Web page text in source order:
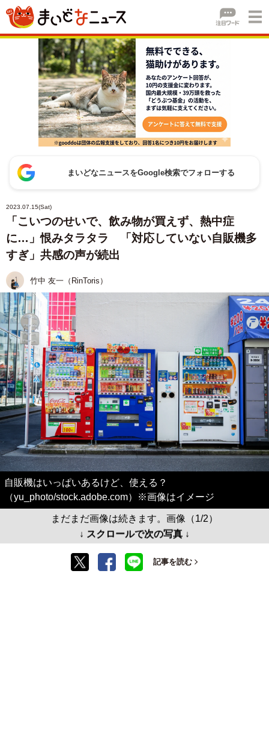
まいどなニュースをGoogle検索でフォローする
2023.07.15(Sat)
「こいつのせいで、飲み物が買えず、熱中症
に…」恨みタラタラ 「対応していない自販機多
すぎ」共感の声が続出
竹中 友一（RinToris）
自販機はいっぱいあるけど、使える？
（yu_photo/stock.adobe.com）※画像はイメージ
まだまだ画像は続きます。画像（1/2）
↓ スクロールで次の写真 ↓
記事を読む